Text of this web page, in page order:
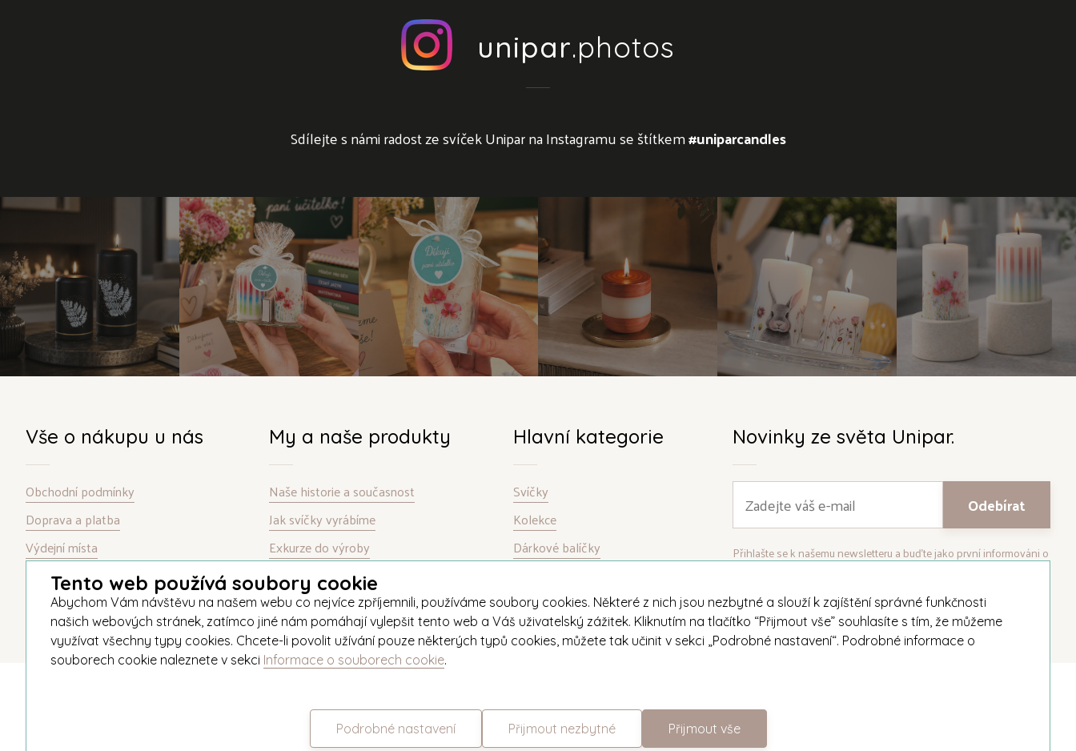
unipar.photos
Sdílejte s námi radost ze svíček Unipar na Instagramu se štítkem#uniparcandles
Vše o nákupu u nás
Obchodní podmínky
Doprava a platba
Výdejní místa
Garance spokojenosti
Informace o souborech cookie
My a naše produkty
Naše historie a současnost
Jak svíčky vyrábíme
Exkurze do výroby
Kontakt
Hlavní kategorie
Svíčky
Kolekce
Dárkové balíčky
Novinky ze světa Unipar.
Přihlašte se k našemu newsletteru a buďte jako první informováni o
© 2026 Unipar +420 571 651 531 eshop@unipar.cz
Změnit nastavení cookies
Tento web používá soubory cookie
Abychom Vám návštěvu na našem webu co nejvíce zpříjemnili, používáme soubory cookies. Některé z nich jsou nezbytné a slouží k zajíštění správné funkčnosti
našich webových stránek, zatímco jiné nám pomáhají vylepšit tento web a Váš uživatelský zážitek. Kliknutím na tlačítko “Přijmout vše” souhlasíte s tím, že můžeme
využívat všechny typy cookies. Chcete-li povolit užívání pouze některých typů cookies, můžete tak učinit v sekci „Podrobné nastavení“. Podrobné informace o
souborech cookie naleznete v sekci Informace o souborech cookie.
Podrobné nastavení Přijmout nezbytné Přijmout vše